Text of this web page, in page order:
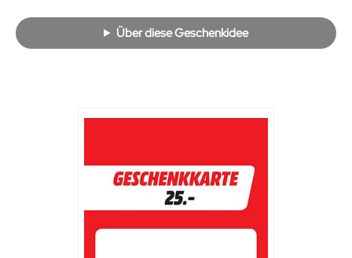
Über diese Geschenkidee